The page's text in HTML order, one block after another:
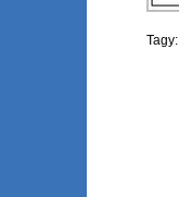
Tagy: